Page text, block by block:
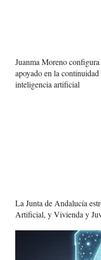
Juanma Moreno
apoyado en la
inteligencia artificial
La Junta de Andalucía
Artificial, y Vivienda y